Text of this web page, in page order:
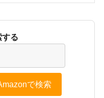
る
で検索